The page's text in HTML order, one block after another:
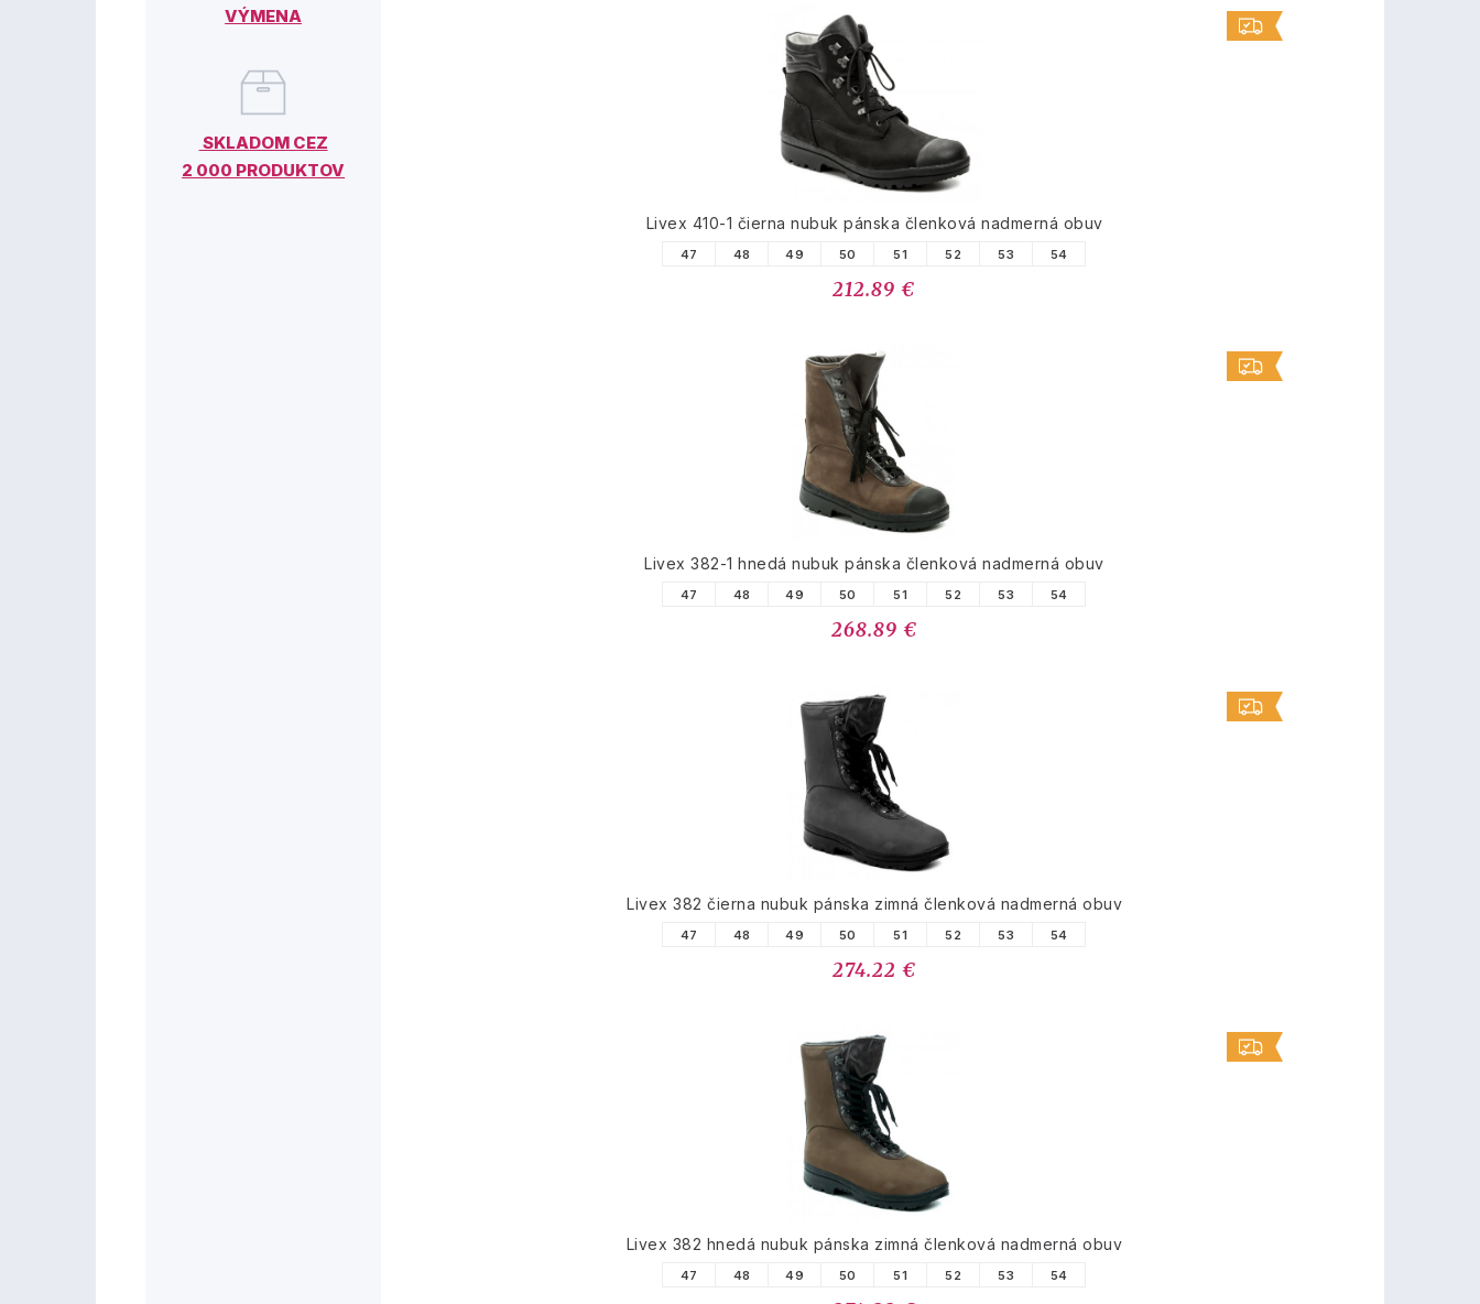
VÝMENA
SKLADOM CEZ
2 000 PRODUKTOV
Livex 410-1 čierna nubuk pánska členková nadmerná obuv
47 48 49 50 51 52 53 54
212.89 €
Livex 382-1 hnedá nubuk pánska členková nadmerná obuv
47 48 49 50 51 52 53 54
268.89 €
Livex 382 čierna nubuk pánska zimná členková nadmerná obuv
47 48 49 50 51 52 53 54
274.22 €
Livex 382 hnedá nubuk pánska zimná členková nadmerná obuv
47 48 49 50 51 52 53 54